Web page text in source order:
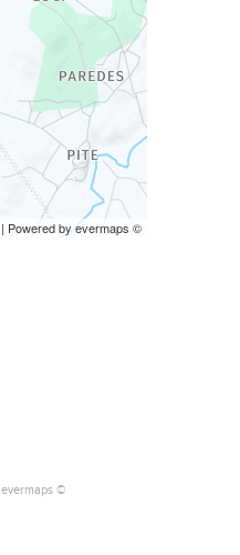
| Powered byevermaps ©
evermaps ©